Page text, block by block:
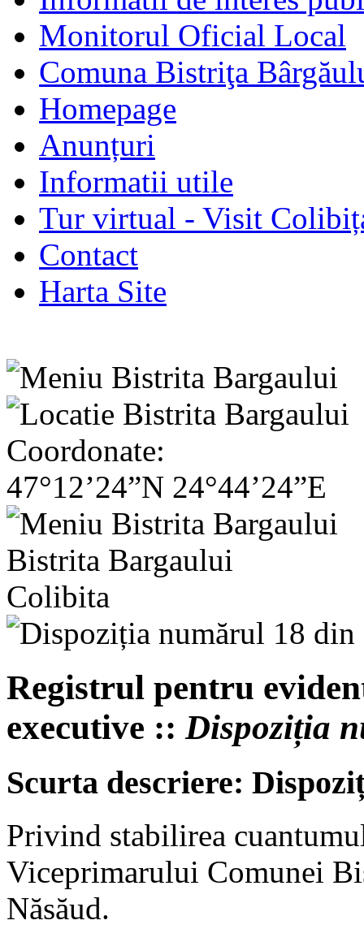
Monitorul Oficial Local
Comuna Bistriţa
Homepage
Anunțuri
Informatii utile
Tur virtual - Visit
Contact
Harta Site
Coordonate:
47°12’24”N 24°44’24”E
Bistrita Bargaului
Colibita
Registrul pentru
executive :: Dispoziția
Scurta descriere:
Privind stabilirea
Viceprimarului Comunei
Năsăud.